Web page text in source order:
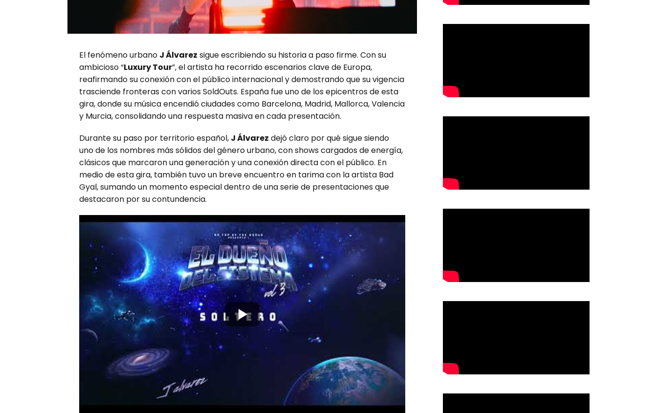
El fenómeno urbano J Álvarez sigue escribiendo su historia a paso firme. Con su
ambicioso “Luxury Tour”, el artista ha recorrido escenarios clave de Europa,
reafirmando su conexión con el público internacional y demostrando que su vigencia
trasciende fronteras con varios SoldOuts. España fue uno de los epicentros de esta
gira, donde su música encendió ciudades como Barcelona, Madrid, Mallorca, Valencia
y Murcia, consolidando una respuesta masiva en cada presentación.
Durante su paso por territorio español, J Álvarez dejó claro por qué sigue siendo
uno de los nombres más sólidos del género urbano, con shows cargados de energía,
clásicos que marcaron una generación y una conexión directa con el público. En
medio de esta gira, también tuvo un breve encuentro en tarima con la artista Bad
Gyal, sumando un momento especial dentro de una serie de presentaciones que
destacaron por su contundencia.